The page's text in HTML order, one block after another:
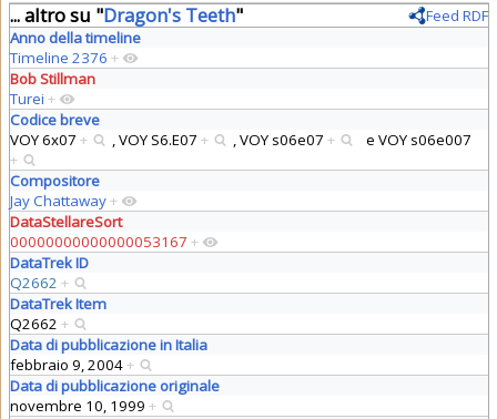
... altro su "Dragon's Teeth"
Feed RDF
Anno della timeline
Timeline 2376 +
Bob Stillman
Turei +
Codice breve
VOY 6x07 + ,VOY S6.E07 + ,VOY s06e07 + e VOY s06e007
+
Compositore
Jay Chattaway+
DataStellareSort
00000000000000053167 +
DataTrek ID
Q2662 +
DataTrek Item
Q2662 +
Data di pubblicazione in Italia
febbraio 9, 2004+
Data di pubblicazione originale
novembre 10, 1999 +